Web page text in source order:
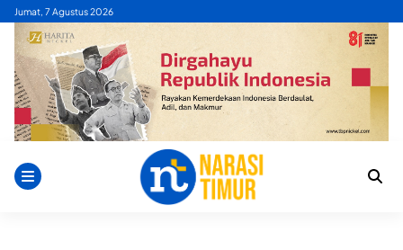
Skip
content
Jumat, 7 Agustus 2026